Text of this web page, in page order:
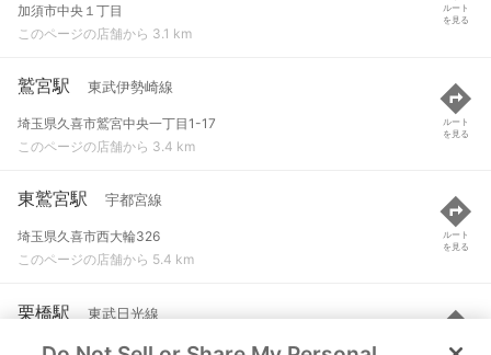
加須市中央１丁目
このページの店舗から 3.1 km
ルート
を見る
鷲宮駅 東武伊勢崎線
埼玉県久喜市鷲宮中央一丁目1-17
このページの店舗から 3.4 km
ルート
を見る
東鷲宮駅 宇都宮線
埼玉県久喜市西大輪326
このページの店舗から 5.4 km
ルート
を見る
栗橋駅 東武日光線
埼玉県久喜市伊坂字土取場1202-2
ルート